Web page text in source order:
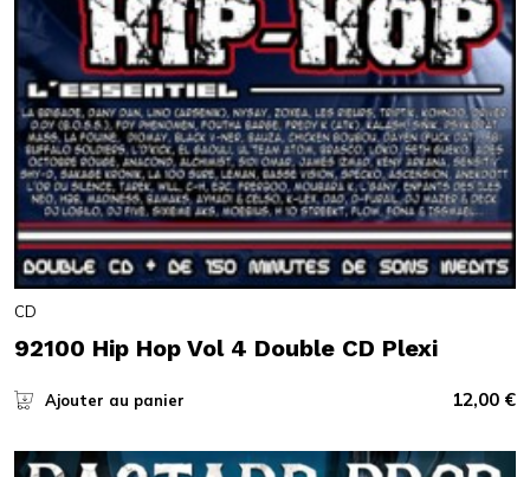
CD
92100 Hip Hop Vol 4 Double CD Plexi
Ajouter au panier 12,00 €